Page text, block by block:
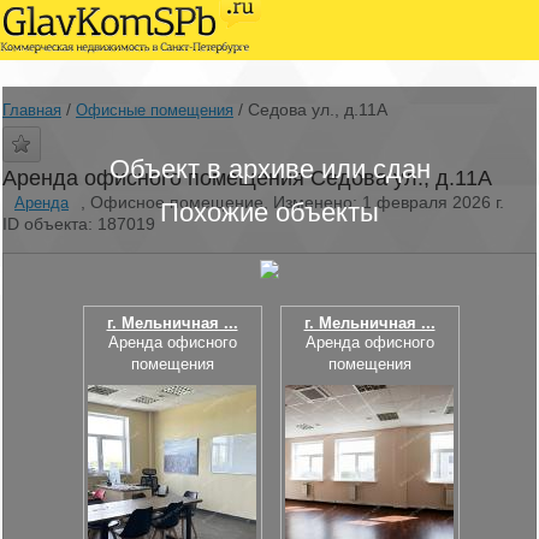
Объект в архиве или сдан
Похожие объекты
г. Мельничная ...
Аренда офисного
помещения
г. Мельничная ...
Аренда офисного
помещения
Главная / Офисные помещения / Седова ул., д.11А
Аренда офисного помещения Седова ул., д.11А
Аренда
, Офисное помещение, Изменено: 1 февраля 2026 г.
ID объекта: 187019